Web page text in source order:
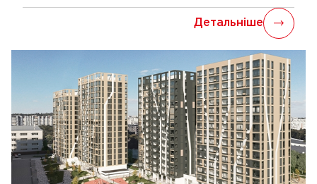
Детальніше